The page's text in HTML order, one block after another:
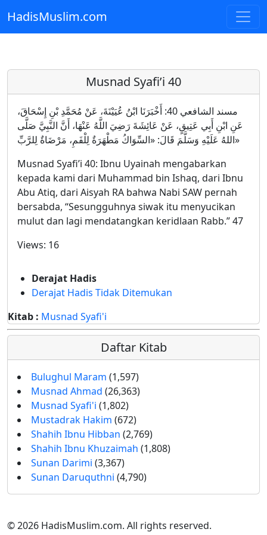
Skip to main content
HadisMuslim.com
Musnad Syafi’i 40
مسند الشافعي 40: أَخْبَرَنَا ابْنُ عُيَيْنَةَ، عَنْ مُحَمَّدِ بْنِ إِسْحَاقَ،
عَنِ ابْنِ أَبِي عَتِيقٍ، عَنْ عَائِشَةَ رَضِيَ اللَّهُ عَنْهَا، أَنَّ النَّبِيَّ صَلَّى
اللهُ عَلَيْهِ وَسَلَّمَ قَالَ: «السِّوَاكُ مَطْهَرَةٌ لِلْفَمِ، مَرْضَاةٌ لِلرَّبِّ»
Musnad Syafi’i 40: Ibnu Uyainah mengabarkan
kepada kami dari Muhammad bin Ishaq, dari Ibnu
Abu Atiq, dari Aisyah RA bahwa Nabi SAW pernah
bersabda, “Sesungguhnya siwak itu menyucikan
mulut dan lagi mendatangkan keridlaan Rabb.” 47
Views: 16
Derajat Hadis
Derajat Hadis Tidak Ditemukan
Kitab : Musnad Syafi'i
Daftar Kitab
Bulughul Maram (1,597)
Musnad Ahmad (26,363)
Musnad Syafi'i (1,802)
Mustadrak Hakim (672)
Shahih Ibnu Hibban (2,769)
Shahih Ibnu Khuzaimah (1,808)
Sunan Darimi (3,367)
Sunan Daruquthni (4,790)
© 2026 HadisMuslim.com. All rights reserved.